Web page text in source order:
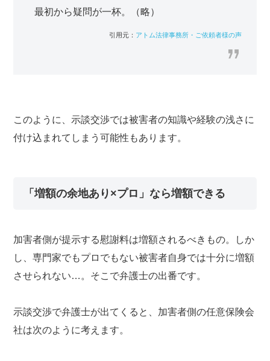
最初から疑問が一杯。（略）
アトム法律事務所・ご依頼者様の声
このように、示談交渉では被害者の知識や経験の浅さに
付け込まれてしまう可能性もあります。
「増額の余地あり×プロ」なら増額できる
加害者側が提示する慰謝料は増額されるべきもの。しか
し、専門家でもプロでもない被害者自身では十分に増額
させられない…。そこで弁護士の出番です。
示談交渉で弁護士が出てくると、加害者側の任意保険会
社は次のように考えます。